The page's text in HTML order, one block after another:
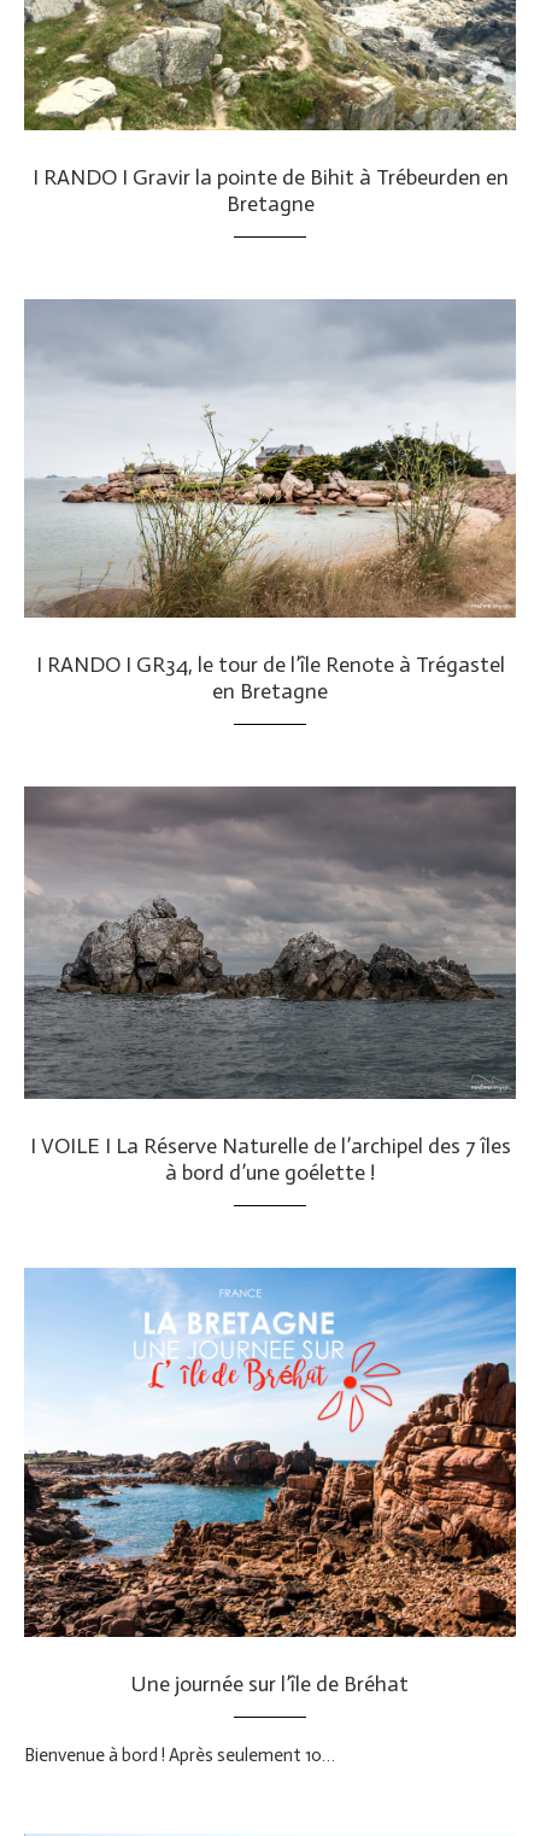
I RANDO I Gravir la pointe de Bihit à Trébeurden en
Bretagne
I RANDO I GR34, le tour de l’île Renote à Trégastel
en Bretagne
I VOILE I La Réserve Naturelle de l’archipel des 7 îles
à bord d’une goélette !
Une journée sur l’île de Bréhat
Bienvenue à bord ! Après seulement 10…